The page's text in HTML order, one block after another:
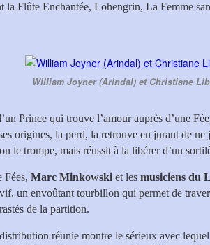
la Flûte Enchantée, Lohengrin, La Femme
William Joyner (Arindal) et Christiane
Prince qui trouve l’amour auprès d’une
origines, la perd, la retrouve en jurant de ne
le trompe, mais réussit à la libérer d’un
Fées, Marc Minkowski et les musiciens du
un envoûtant tourbillon qui permet de
de la partition.
réunie montre le sérieux avec